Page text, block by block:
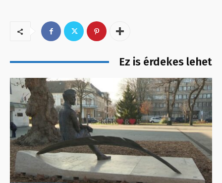
Ez is érdekes lehet